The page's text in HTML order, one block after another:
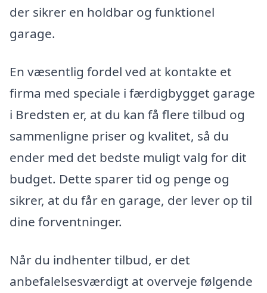
der sikrer en holdbar og funktionel
garage.
En væsentlig fordel ved at kontakte et
firma med speciale i færdigbygget garage
i Bredsten er, at du kan få flere tilbud og
sammenligne priser og kvalitet, så du
ender med det bedste muligt valg for dit
budget. Dette sparer tid og penge og
sikrer, at du får en garage, der lever op til
dine forventninger.
Når du indhenter tilbud, er det
anbefalelsesværdigt at overveje følgende